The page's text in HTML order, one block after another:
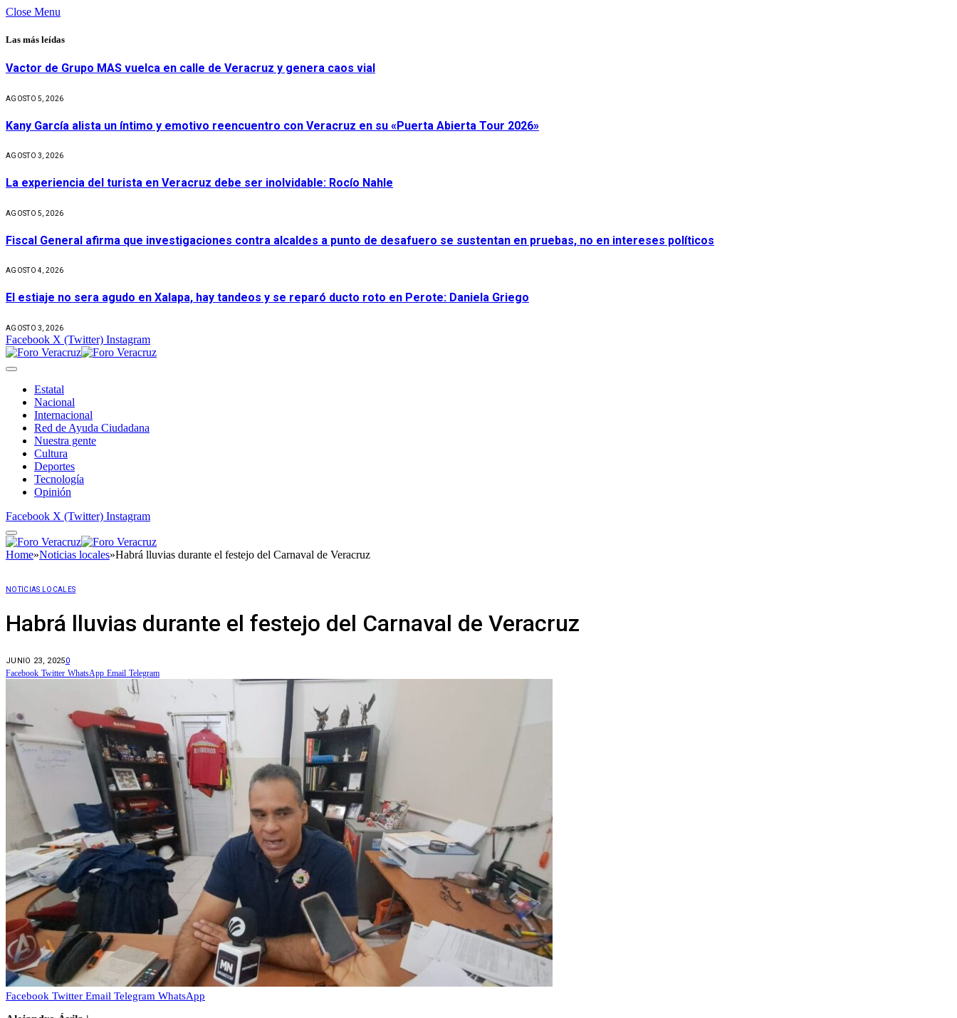
Close Menu
Las más leídas
Vactor de Grupo MAS vuelca en calle de Veracruz y genera caos vial
AGOSTO 5, 2026
Kany García alista un íntimo y emotivo reencuentro con Veracruz en su «Puerta Abierta Tour 2026»
AGOSTO 3, 2026
La experiencia del turista en Veracruz debe ser inolvidable: Rocío Nahle
AGOSTO 5, 2026
Fiscal General afirma que investigaciones contra alcaldes a punto de desafuero se sustentan en pruebas, no en intereses políticos
AGOSTO 4, 2026
El estiaje no sera agudo en Xalapa, hay tandeos y se reparó ducto roto en Perote: Daniela Griego
AGOSTO 3, 2026
Facebook X (Twitter) Instagram
Estatal
Nacional
Internacional
Red de Ayuda Ciudadana
Nuestra gente
Cultura
Deportes
Tecnología
Opinión
Facebook X (Twitter) Instagram
Home»Noticias locales»Habrá lluvias durante el festejo del Carnaval de Veracruz
NOTICIAS LOCALES
Habrá lluvias durante el festejo del Carnaval de Veracruz
JUNIO 23, 20250
Facebook Twitter WhatsApp Email Telegram
Facebook Twitter Email Telegram WhatsApp